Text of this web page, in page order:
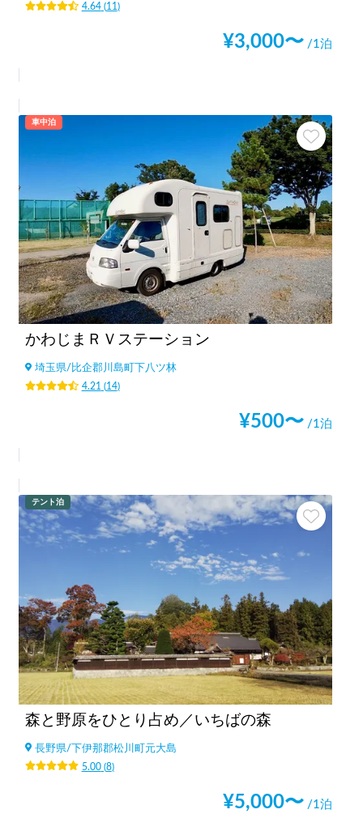
4.64(11 )
¥3,000〜 /1泊
車中泊
かわじまＲＶステーション
埼玉県/ 比企郡川島町下八ツ林
4.21 (14)
¥500〜 /1泊
テント泊
森と野原をひとり占め／いちばの森
長野県/下伊那郡松川町元大島
5.00(8)
¥5,000〜 /1泊